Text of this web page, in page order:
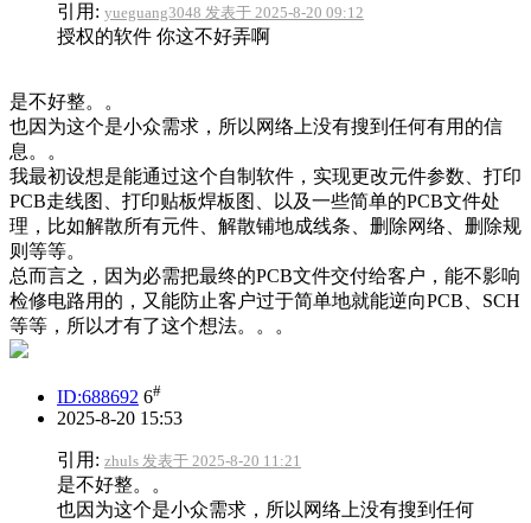
引用: yueguang3048 发表于 2025-8-20 09:12
授权的软件 你这不好弄啊
是不好整。。
也因为这个是小众需求，所以网络上没有搜到任何有用的信
息。。
我最初设想是能通过这个自制软件，实现更改元件参数、打印
PCB走线图、打印贴板焊板图、以及一些简单的PCB文件处
理，比如解散所有元件、解散铺地成线条、删除网络、删除规
则等等。
总而言之，因为必需把最终的PCB文件交付给客户，能不影响
检修电路用的，又能防止客户过于简单地就能逆向PCB、SCH
等等，所以才有了这个想法。。。
ID:688692 6#
2025-8-20 15:53
引用: zhuls 发表于 2025-8-20 11:21
是不好整。。
也因为这个是小众需求，所以网络上没有搜到任何